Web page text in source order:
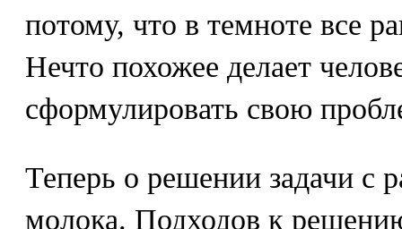
потому, что в темноте все
Нечто похожее делает
сформулировать свою
Теперь о решении задачи с
молока. Подходов к